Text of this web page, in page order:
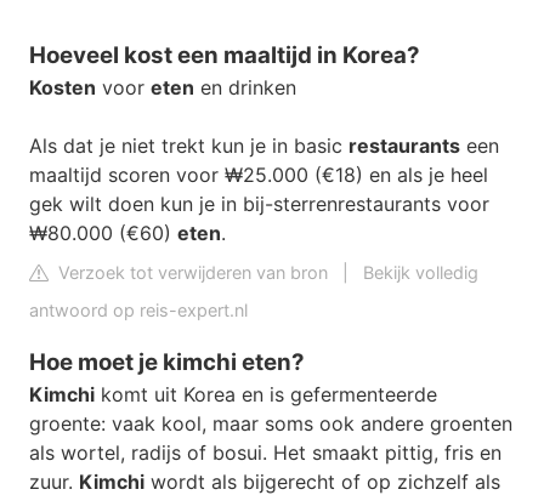
Hoeveel kost een maaltijd in Korea?
Kosten voor eten en drinken
Als dat je niet trekt kun je in basic restaurants een
maaltijd scoren voor ₩25.000 (€18) en als je heel
gek wilt doen kun je in bij-sterrenrestaurants voor
₩80.000 (€60) eten.
Verzoek tot verwijderen van bron
Bekijk volledig
antwoord op reis-expert.nl
Hoe moet je kimchi eten?
Kimchi komt uit Korea en is gefermenteerde
groente: vaak kool, maar soms ook andere groenten
als wortel, radijs of bosui. Het smaakt pittig, fris en
zuur. Kimchi wordt als bijgerecht of op zichzelf als